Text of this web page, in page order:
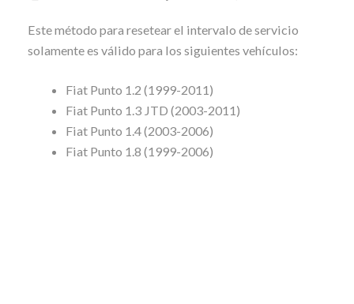
Este método para resetear el intervalo de servicio
solamente es válido para los siguientes vehículos:
Fiat Punto 1.2 (1999-2011)
Fiat Punto 1.3 JTD (2003-2011)
Fiat Punto 1.4 (2003-2006)
Fiat Punto 1.8 (1999-2006)